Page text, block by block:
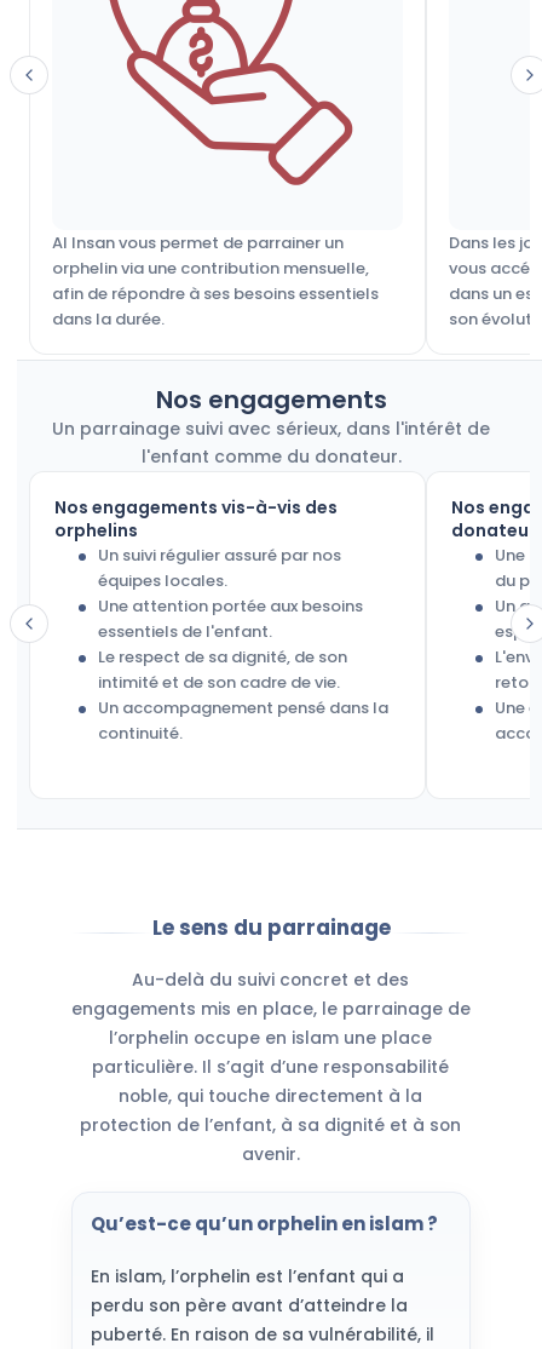
Al Insan vous permet de parrainer un
orphelin via une contribution mensuelle,
afin de répondre à ses besoins essentiels
dans la durée.
Dans les
vous
dans un
son
Nos engagements
Un parrainage suivi avec sérieux, dans l'intérêt de
l'enfant comme du donateur.
Nos engagements vis-à-vis des
orphelins
Un suivi régulier assuré par nos
équipes locales.
Une attention portée aux besoins
essentiels de l'enfant.
Le respect de sa dignité, de son
intimité et de son cadre de vie.
Un accompagnement pensé dans la
continuité.
Nos
Une
du
Un
Une
Le sens du parrainage
Au-delà du suivi concret et des
engagements mis en place, le parrainage de
l’orphelin occupe en islam une place
particulière. Il s’agit d’une responsabilité
noble, qui touche directement à la
protection de l’enfant, à sa dignité et à son
avenir.
Qu’est-ce qu’un orphelin en islam ?
En islam, l’orphelin est l’enfant qui a
perdu son père avant d’atteindre la
puberté. En raison de sa vulnérabilité, il